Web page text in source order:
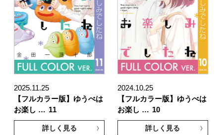
2025.11.25
【フルカラー版】ゆうべは
お楽し … 11
詳しく見る
2024.10.25
【フルカラー版】ゆうべは
お楽し … 10
詳しく見る